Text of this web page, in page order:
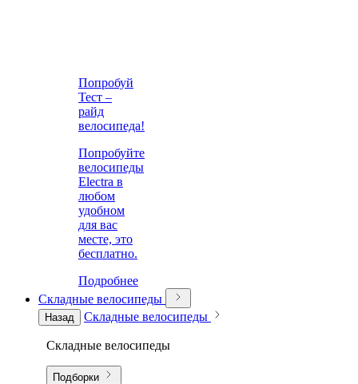
Попробуй
Тест –
райд
велосипеда!
Попробуйте
велосипеды
Electra в
любом
удобном
для вас
месте, это
бесплатно.
Подробнее
Складные велосипеды
Назад Складные велосипеды
Складные велосипеды
Подборки